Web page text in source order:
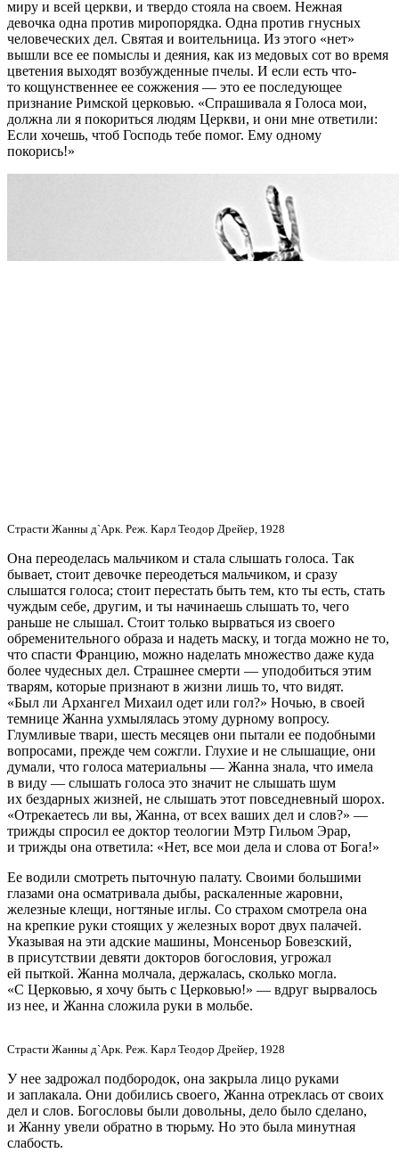
миру и всей церкви, и твердо стояла на своем. Нежная
девочка одна против миропорядка. Одна против гнусных
человеческих дел. Святая и воительница. Из этого «нет»
вышли все ее помыслы и деяния, как из медовых сот во время
цветения выходят возбужденные пчелы. И если есть что-
то кощунственнее ее сожжения — это ее последующее
признание Римской церковью. «Спрашивала я Голоса мои,
должна ли я покориться людям Церкви, и они мне ответили:
Если хочешь, чтоб Господь тебе помог. Ему одному
покорись!»
Страсти Жанны д`Арк. Реж. Карл Теодор Дрейер, 1928
Она переоделась мальчиком и стала слышать голоса. Так
бывает, стоит девочке переодеться мальчиком, и сразу
слышатся голоса; стоит перестать быть тем, кто ты есть, стать
чуждым себе, другим, и ты начинаешь слышать то, чего
раньше не слышал. Стоит только вырваться из своего
обременительного образа и надеть маску, и тогда можно не то,
что спасти Францию, можно наделать множество даже куда
более чудесных дел. Страшнее смерти — уподобиться этим
тварям, которые признают в жизни лишь то, что видят.
«Был ли Архангел Михаил одет или гол?» Ночью, в своей
темнице Жанна ухмылялась этому дурному вопросу.
Глумливые твари, шесть месяцев они пытали ее подобными
вопросами, прежде чем сожгли. Глухие и не слышащие, они
думали, что голоса материальны — Жанна знала, что имела
в виду — слышать голоса это значит не слышать шум
их бездарных жизней, не слышать этот повседневный шорох.
«Отрекаетесь ли вы, Жанна, от всех ваших дел и слов?» —
трижды спросил ее доктор теологии Мэтр Гильом Эрар,
и трижды она ответила: «Нет, все мои дела и слова от Бога!»
Ее водили смотреть пыточную палату. Своими большими
глазами она осматривала дыбы, раскаленные жаровни,
железные клещи, ногтяные иглы. Со страхом смотрела она
на крепкие руки стоящих у железных ворот двух палачей.
Указывая на эти адские машины, Монсеньор Бовезский,
в присутствии девяти докторов богословия, угрожал
ей пыткой. Жанна молчала, держалась, сколько могла.
«С Церковью, я хочу быть с Церковью!» — вдруг вырвалось
из нее, и Жанна сложила руки в мольбе.
Страсти Жанны д`Арк. Реж. Карл Теодор Дрейер, 1928
У нее задрожал подбородок, она закрыла лицо руками
и заплакала. Они добились своего, Жанна отреклась от своих
дел и слов. Богословы были довольны, дело было сделано,
и Жанну увели обратно в тюрьму. Но это была минутная
слабость.